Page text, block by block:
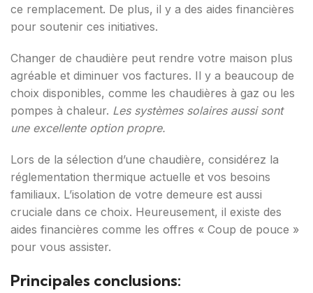
ce remplacement. De plus, il y a des aides financières
pour soutenir ces initiatives.
Changer de chaudière peut rendre votre maison plus
agréable et diminuer vos factures. Il y a beaucoup de
choix disponibles, comme les chaudières à gaz ou les
pompes à chaleur. Les systèmes solaires aussi sont
une excellente option propre.
Lors de la sélection d’une chaudière, considérez la
réglementation thermique actuelle et vos besoins
familiaux. L’isolation de votre demeure est aussi
cruciale dans ce choix. Heureusement, il existe des
aides financières comme les offres « Coup de pouce »
pour vous assister.
Principales conclusions: